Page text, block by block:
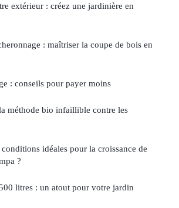
extérieur : créez une jardinière en
: maîtriser la coupe de bois en
: conseils pour payer moins
méthode bio infaillible contre les
idéales pour la croissance de
?
litres : un atout pour votre jardin